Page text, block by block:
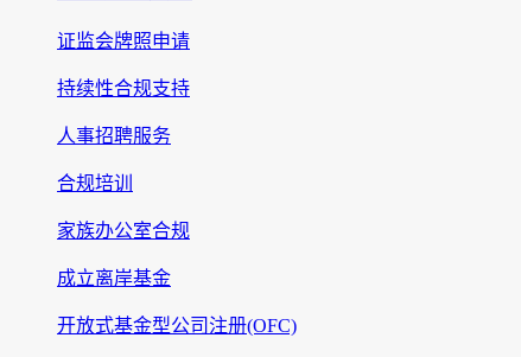
证监会牌照申请
持续性合规支持
人事招聘服务
合规培训
家族办公室合规
成立离岸基金
开放式基金型公司注册(OFC)